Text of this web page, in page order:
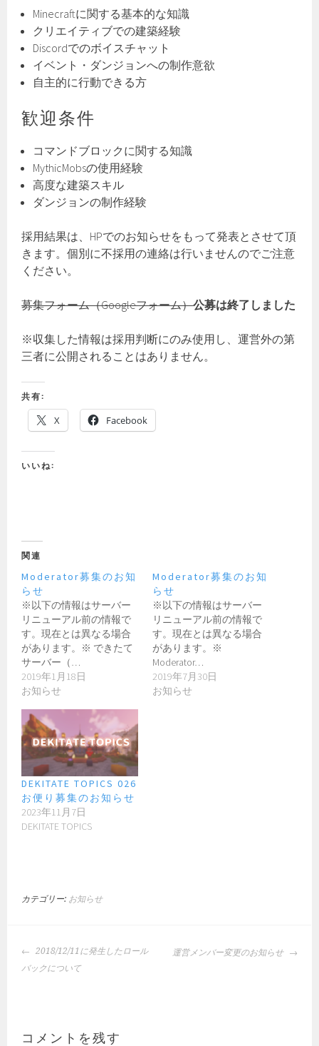
Minecraftに関する基本的な知識
クリエイティブでの建築経験
Discordでのボイスチャット
イベント・ダンジョンへの制作意欲
自主的に行動できる方
歓迎条件
コマンドブロックに関する知識
MythicMobsの使用経験
高度な建築スキル
ダンジョンの制作経験
採用結果は、HPでのお知らせをもって発表とさせて頂
きます。個別に不採用の連絡は行いませんのでご注意
ください。
募集フォーム（Googleフォーム）公募は終了しました
※収集した情報は採用判断にのみ使用し、運営外の第
三者に公開されることはありません。
共有:
X Facebook
いいね:
関連
Moderator募集のお知
らせ
※以下の情報はサーバー
リニューアル前の情報で
す。現在とは異なる場合
があります。※ できたて
サーバー（…
2019年1月18日
お知らせ
Moderator募集のお知
らせ
※以下の情報はサーバー
リニューアル前の情報で
す。現在とは異なる場合
があります。※
Moderator…
2019年7月30日
お知らせ
DEKITATE TOPICS 026
お便り募集のお知らせ
2023年11月7日
DEKITATE TOPICS
カテゴリー: お知らせ
投
稿
ー
2018/12/11に発生したロール
バックについて
運営メンバー変更のお知らせ
コメントを残す